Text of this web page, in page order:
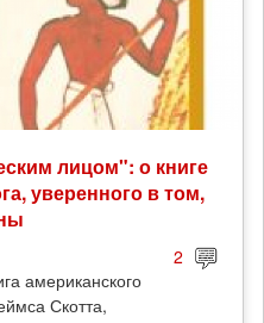
лицом": о книге
уверенного в том,
2
американского
Скотта,